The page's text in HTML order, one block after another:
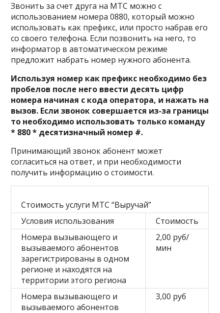
Звонить за счет друга на МТС можно с
использованием номера 0880, который можно
использовать как префикс, или просто набрав его
со своего телефона. Если позвонить на него, то
информатор в автоматическом режиме
предложит набрать номер нужного абонента.
Используя номер как префикс необходимо без
пробелов после него ввести десять цифр
номера начиная с кода оператора, и нажать на
вызов. Если звонок совершается из-за границы
то необходимо использовать только команду
* 880 * десятизначный номер #.
Принимающий звонок абонент может
согласиться на ответ, и при необходимости
получить информацию о стоимости.
Стоимость услуги МТС “Выручай”
Условия использования
Стоимость
Номера вызывающего и
вызываемого абонентов
зарегистрированы в одном
регионе и находятся на
территории этого региона
2,00 руб/
мин
Номера вызывающего и
вызываемого абонентов
3,00 руб